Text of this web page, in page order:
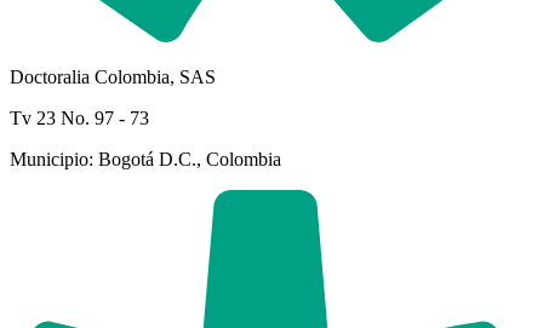
Doctoralia Colombia, SAS
Tv 23 No. 97 - 73
Municipio: Bogotá D.C., Colombia